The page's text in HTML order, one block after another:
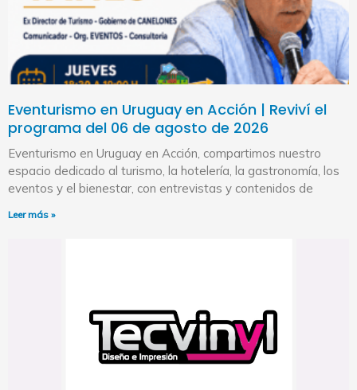
Eventurismo en Uruguay en Acción | Reviví el
programa del 06 de agosto de 2026
Eventurismo en Uruguay en Acción, compartimos nuestro
espacio dedicado al turismo, la hotelería, la gastronomía, los
eventos y el bienestar, con entrevistas y contenidos de
Leer más »